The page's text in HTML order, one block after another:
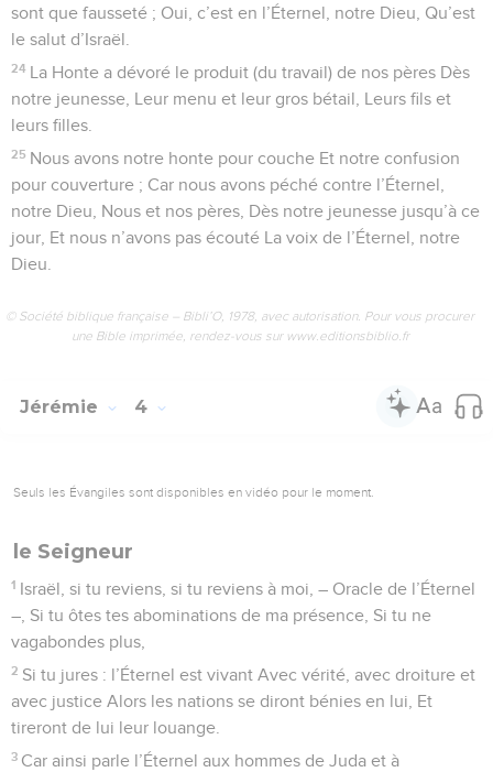
sont que fausseté ; Oui, c’est en l’Éternel, notre Dieu, Qu’est
le salut d’Israël.
24 La Honte a dévoré le produit (du travail) de nos pères Dès
notre jeunesse, Leur menu et leur gros bétail, Leurs fils et
leurs filles.
25 Nous avons notre honte pour couche Et notre confusion
pour couverture ; Car nous avons péché contre l’Éternel,
notre Dieu, Nous et nos pères, Dès notre jeunesse jusqu’à ce
jour, Et nous n’avons pas écouté La voix de l’Éternel, notre
Dieu.
© Société biblique française – Bibli’O, 1978, avec autorisation. Pour vous procurer
une Bible imprimée, rendez-vous sur www.editionsbiblio.fr
Jérémie 4
Seuls les Évangiles sont disponibles en vidéo pour le moment.
le Seigneur
1 Israël, si tu reviens, si tu reviens à moi, – Oracle de l’Éternel
–, Si tu ôtes tes abominations de ma présence, Si tu ne
vagabondes plus,
2 Si tu jures : l’Éternel est vivant Avec vérité, avec droiture et
avec justice Alors les nations se diront bénies en lui, Et
tireront de lui leur louange.
3 Car ainsi parle l’Éternel aux hommes de Juda et à